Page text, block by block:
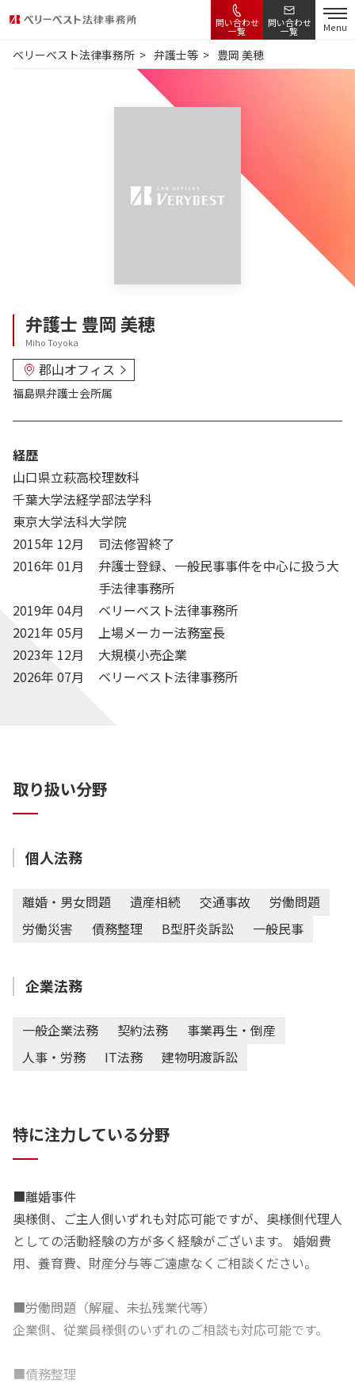
問い合わせ
一覧
問い合わせ
一覧 Menu
ベリーベスト法律事務所 弁護士等 豊岡 美穂
弁護士 豊岡 美穂
Miho Toyoka
郡山オフィス
福島県弁護士会所属
経歴
山口県立萩高校理数科
千葉大学法経学部法学科
東京大学法科大学院
2015年 12月
司法修習終了
2016年 01月
弁護士登録、一般民事事件を中心に扱う大
手法律事務所
2019年 04月
ベリーベスト法律事務所
2021年 05月
上場メーカー法務室長
2023年 12月
大規模小売企業
2026年 07月
ベリーベスト法律事務所
取り扱い分野
個人法務
離婚・男女問題 遺産相続 交通事故
労働問題
労働災害
債務整理 B型肝炎訴訟 一般民事
企業法務
一般企業法務 契約法務
事業再生・倒産
人事・労務
IT法務 建物明渡訴訟
特に注力している分野
■離婚事件
奥様側、ご主人側いずれも対応可能ですが、奥様側代理人
としての活動経験の方が多く経験がございます。 婚姻費
用、養育費、財産分与等ご遠慮なくご相談ください。
■労働問題（解雇、未払残業代等）
企業側、従業員様側のいずれのご相談も対応可能です。
■債務整理